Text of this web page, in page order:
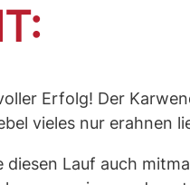
Erfolg! Der
vieles nur erahnen
diesen Lauf auch